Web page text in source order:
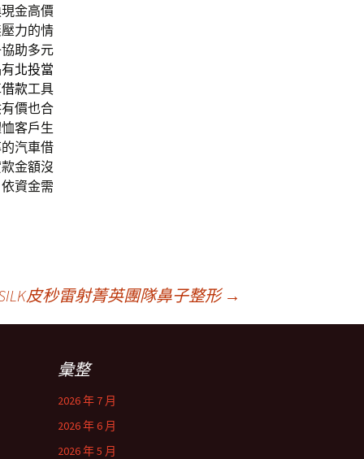
金高價
力的情
助多元
北投當
款工具
價也合
客戶生
汽車借
金額沒
資金需
皮秒雷射菁英團隊鼻子整形 →
彙整
2026 年 7 月
2026 年 6 月
2026 年 5 月